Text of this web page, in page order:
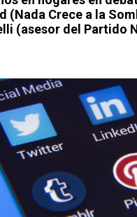
(Nada Crece a la
(asesor del Partido